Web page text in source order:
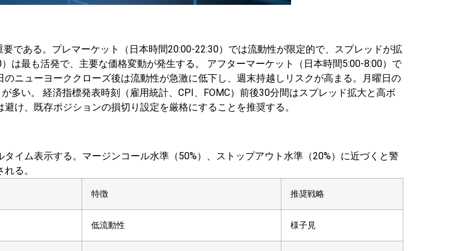
である。プレマーケット（日本時間20:00-22:30）では流動性が限定的で、スプレッドが拡
は最も活発で、主要な価格変動が発生する。
アフターマーケット（日本時間5:00-8:00）で
ニューヨーククローズ後は流動性が急激に低下し、週末持越しリスクが高まる。月曜日の
多い。
経済指標発表時刻（雇用統計、CPI、FOMC）前後30分間はスプレッド拡大と高ボ
け、既存ポジションの損切り設定を厳格にすることを推奨する。
イム表示する。マージンコール水準（50%）、ストップアウト水準（20%）に近づくと警
る。
特徴 推奨戦略
低流動性 様子見